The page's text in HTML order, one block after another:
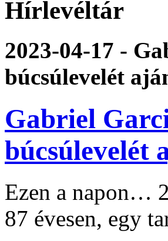
Hírlevéltár
2023-04-17 -
búcsúlevelét
Gabriel
Ezen a napon…
87 évesen, egy